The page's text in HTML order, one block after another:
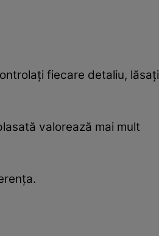
fiecare detaliu, lăsați
valorează mai mult